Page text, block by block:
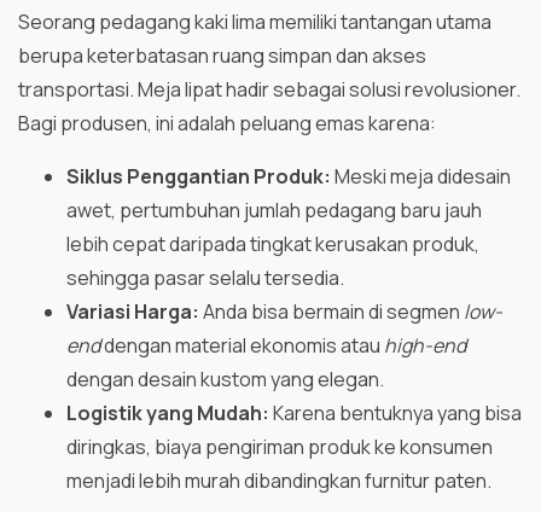
Seorang pedagang kaki lima memiliki tantangan utama
berupa keterbatasan ruang simpan dan akses
transportasi. Meja lipat hadir sebagai solusi revolusioner.
Bagi produsen, ini adalah peluang emas karena:
Siklus Penggantian Produk: Meski meja didesain
awet, pertumbuhan jumlah pedagang baru jauh
lebih cepat daripada tingkat kerusakan produk,
sehingga pasar selalu tersedia.
Variasi Harga: Anda bisa bermain di segmen low-
enddengan material ekonomis atau high-end
dengan desain kustom yang elegan.
Logistik yang Mudah: Karena bentuknya yang bisa
diringkas, biaya pengiriman produk ke konsumen
menjadi lebih murah dibandingkan furnitur paten.